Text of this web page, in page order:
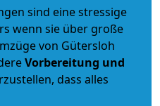
sind eine stressige
wenn sie über große
von Gütersloh
Vorbereitung und
dass alles